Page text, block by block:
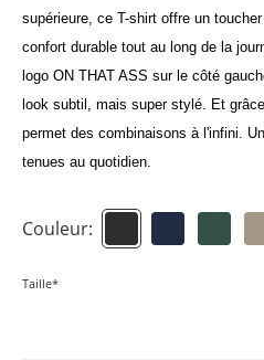
supérieure, ce T-shirt offre un
confort durable tout au long de la
logo ON THAT ASS sur le côté
look subtil, mais super stylé. Et
permet des combinaisons à l'infini.
tenues au quotidien.
Couleur:
Taille*